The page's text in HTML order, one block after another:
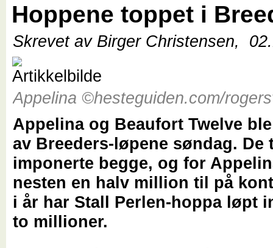
Hoppene toppet i
Skrevet av Birger Christensen,
Appelina ©hesteguiden.com/
Appelina og Beaufort Twelve
av Breeders-løpene søndag. De
imponerte begge, og for
nesten en halv million til på
i år har Stall Perlen-hoppa løpt
to millioner.